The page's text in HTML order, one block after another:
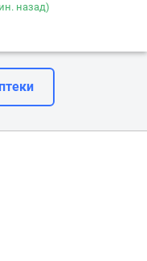
назад)